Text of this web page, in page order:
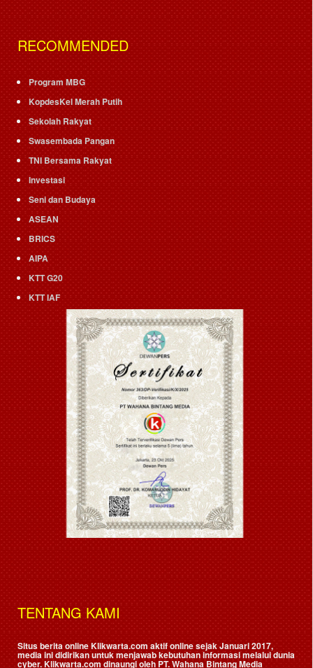
RECOMMENDED
Program MBG
KopdesKel Merah Putih
Sekolah Rakyat
Swasembada Pangan
TNI Bersama Rakyat
Investasi
Seni dan Budaya
ASEAN
BRICS
AIPA
KTT G20
KTT IAF
TENTANG KAMI
Situs berita online Klikwarta.com aktif online sejak Januari 2017,
media ini didirikan untuk menjawab kebutuhan informasi melalui dunia
cyber. Klikwarta.com dinaungi oleh PT. Wahana Bintang Media